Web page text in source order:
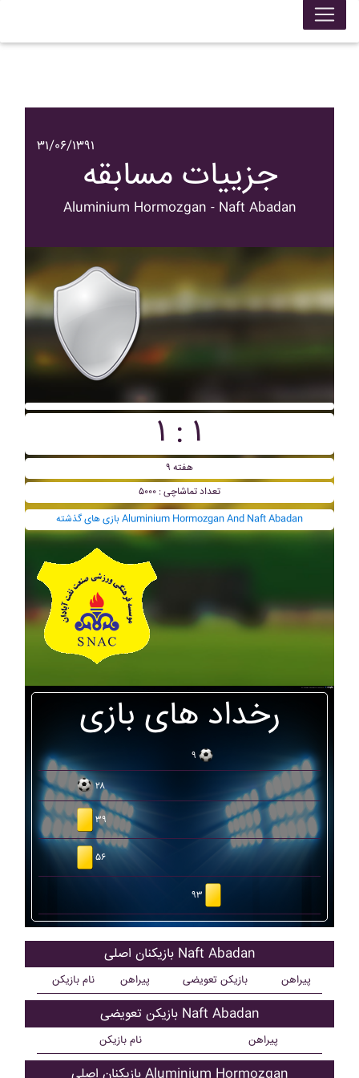
۳۱/۰۶/۱۳۹۱
جزییات مسابقه
Aluminium Hormozgan - Naft Abadan
۱ : ۱
هفته ۹
تعداد تماشاچی : ۵۰۰۰
بازی های گذشته Aluminium Hormozgan And Naft Abadan
رخداد های بازی
۹
۲۸
۳۹
۵۶
۹۳
بازیکنان اصلی Naft Abadan
نام بازیکن پیراهن بازیکن تعویضی پیراهن
بازیکن تعویضی Naft Abadan
نام بازیکن پیراهن